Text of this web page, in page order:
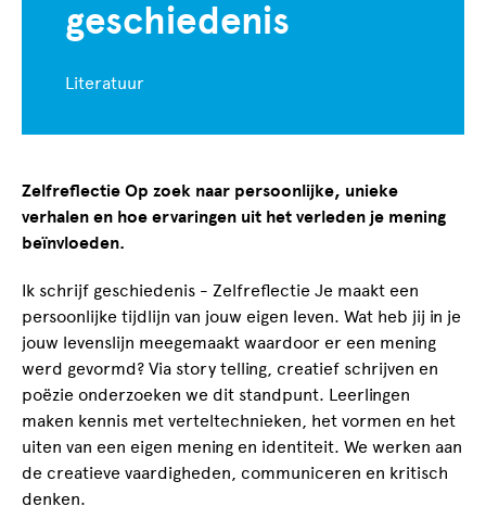
geschiedenis
Literatuur
Zelfreflectie Op zoek naar persoonlijke, unieke
verhalen en hoe ervaringen uit het verleden je mening
beïnvloeden.
Ik schrijf geschiedenis - Zelfreflectie Je maakt een
persoonlijke tijdlijn van jouw eigen leven. Wat heb jij in je
jouw levenslijn meegemaakt waardoor er een mening
werd gevormd? Via story telling, creatief schrijven en
poëzie onderzoeken we dit standpunt. Leerlingen
maken kennis met verteltechnieken, het vormen en het
uiten van een eigen mening en identiteit. We werken aan
de creatieve vaardigheden, communiceren en kritisch
denken.